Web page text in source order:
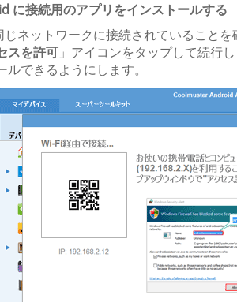
に接続用のアプリをインストールする
じネットワークに接続されていること
スを許可 」アイコンをタップして続行
できるようにします。